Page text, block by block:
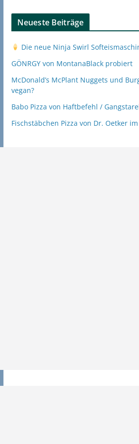
Neueste Beiträge
Die neue Ninja Swirl
GÖNRGY von MontanaBlack probiert
McDonald’s McPlant Nuggets und
vegan?
Babo Pizza von Haftbefehl /
Fischstäbchen Pizza von Dr. Oetker